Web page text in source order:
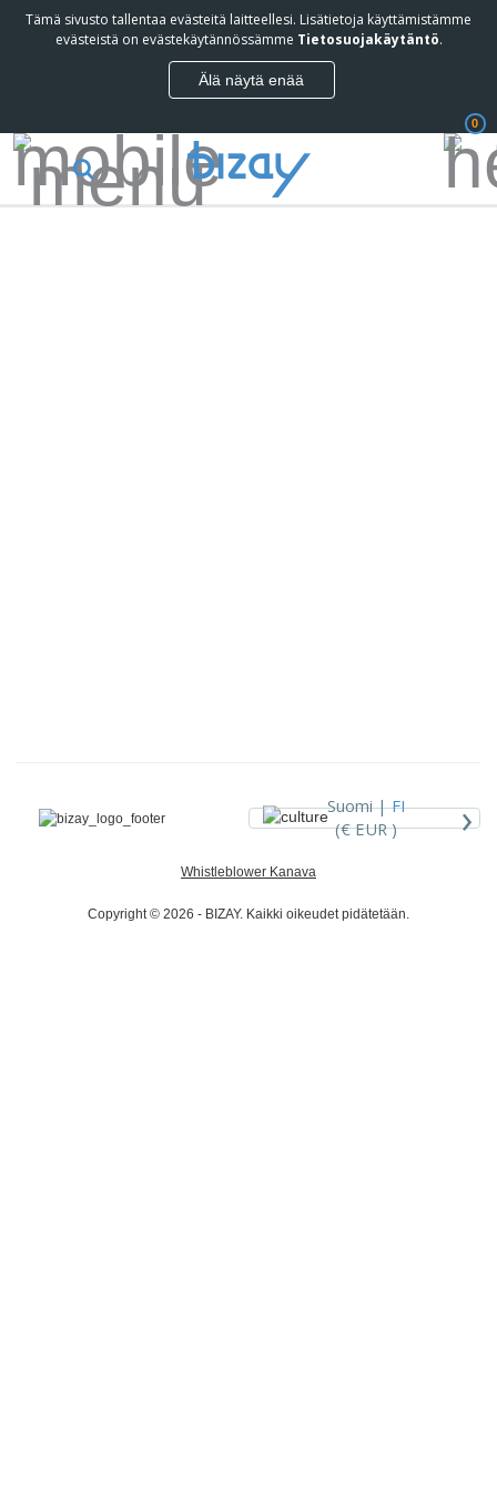
Tämä sivusto tallentaa evästeitä laitteellesi. Lisätietoja käyttämistämme
evästeistä on evästekäytännössämme Tietosuojakäytäntö.
Älä näytä enää
0
Suomi |FI
(€ EUR )
›
Whistleblower Kanava
Copyright © 2026 - BIZAY. Kaikki oikeudet pidätetään.